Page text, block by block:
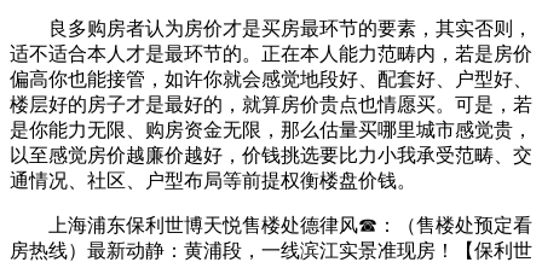
良多购房者认为房价才是买房最环节的要素，其实否则，
适不适合本人才是最环节的。正在本人能力范畴内，若是房价
偏高你也能接管，如许你就会感觉地段好、配套好、户型好、
楼层好的房子才是最好的，就算房价贵点也情愿买。可是，若
是你能力无限、购房资金无限，那么估量买哪里城市感觉贵，
以至感觉房价越廉价越好，价钱挑选要比力小我承受范畴、交
通情况、社区、户型布局等前提权衡楼盘价钱。
上海浦东保利世博天悦售楼处德律风☎：（售楼处预定看
房热线）最新动静：黄浦段，一线滨江实景准现房！【保利世